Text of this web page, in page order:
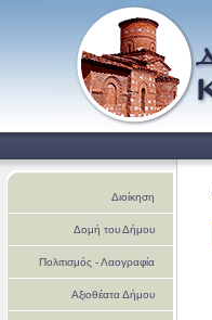
Διοίκηση
Δομή του Δήμου
Πολιτισμός - Λαογραφία
Αξιοθέατα Δήμου